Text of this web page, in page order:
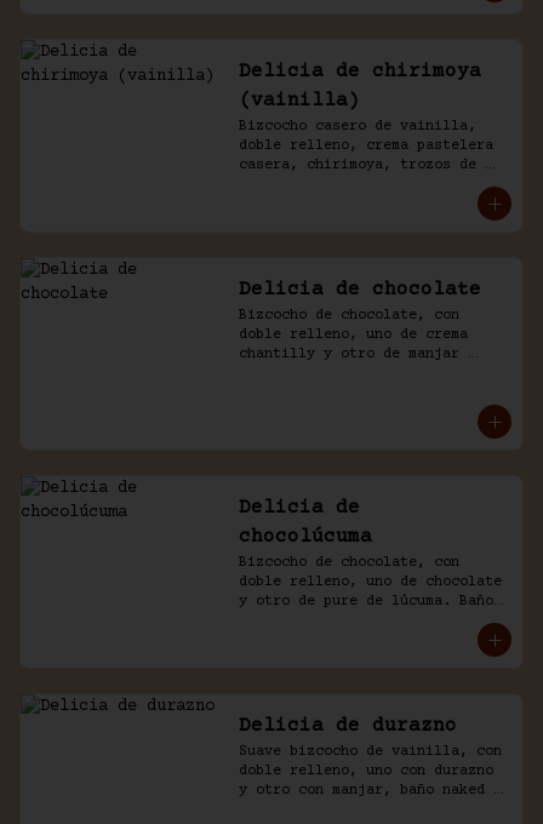
Delicia de chirimoya
(vainilla)
Bizcocho casero de vainilla,
doble relleno, crema pastelera
casera, chirimoya, trozos de
chantilly, decorado con manjar
Delicia de chocolate
Bizcocho de chocolate, con
doble relleno, uno de crema
chantilly y otro de manjar
Delicia de
chocolúcuma
Bizcocho de chocolate, con
doble relleno, uno de chocolate
y otro de pure de lúcuma. Baño
Delicia de durazno
Suave bizcocho de vainilla, con
doble relleno, uno con durazno
y otro con manjar, baño naked